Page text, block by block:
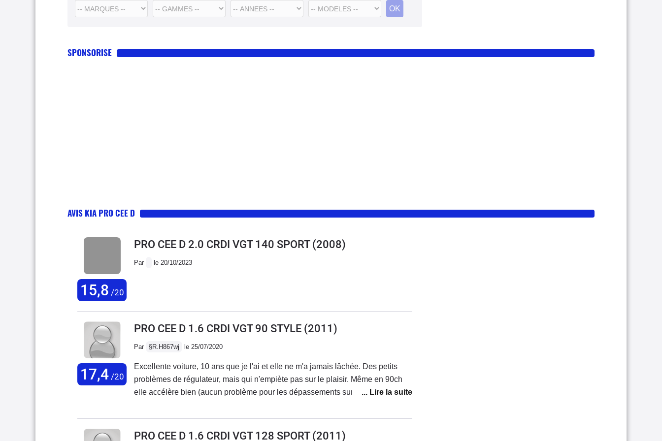
SPONSORISE
AVIS KIA PRO CEE D
15,8 /20
PRO CEE D 2.0 CRDI VGT 140 SPORT(2008)
Par le 20/10/2023
17,4/20
PRO CEE D 1.6 CRDI VGT 90 STYLE (2011)
Par §R.H867wj le 25/07/2020
Excellente voiture, 10 ans que je l'ai et elle ne m'a jamais lâchée. Des petits
problèmes de régulateur, mais qui n'empiète pas sur le plaisir. Même en 90ch
elle accélère bien (aucun problème pour les dépassements sur nationales).
contre, le concessionnaire kia n'est soit pas honnête, soit pas compétent. J'ai dû
y retourner 3 fois pour mon problème de régulateur et il n'a jamais réussi à le
PRO CEE D 1.6 CRDI VGT 128 SPORT(2011)